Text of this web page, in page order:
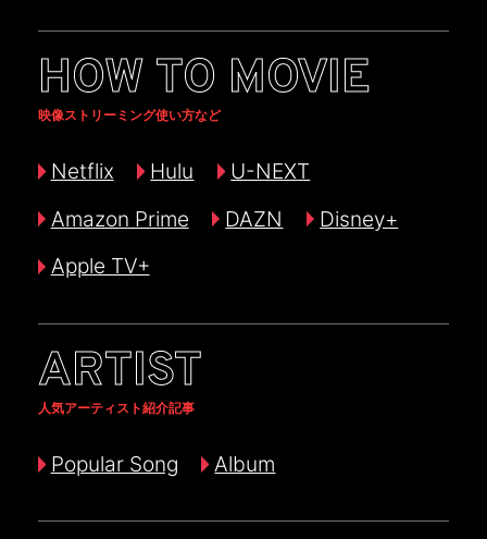
HOW TO MOVIE
映像ストリーミング使い方など
Netflix Hulu
U-NEXT
Amazon Prime
DAZN
Disney+
Apple TV+
ARTIST
人気アーティスト紹介記事
Popular Song Album